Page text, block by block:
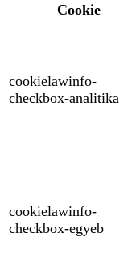
Cookie
cookielawinfo-
checkbox-analitika
cookielawinfo-
checkbox-egyeb